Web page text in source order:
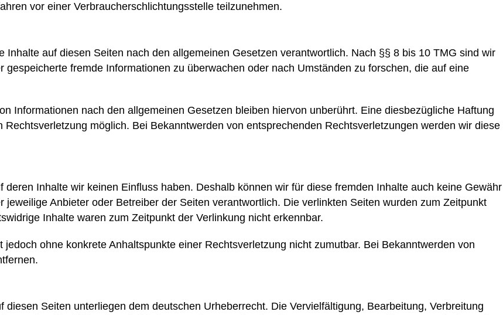
vor einer Verbraucherschlichtungsstelle teilzunehmen.
auf diesen Seiten nach den allgemeinen Gesetzen verantwortlich. Nach §§ 8 bis 10 TMG sind wir
fremde Informationen zu überwachen oder nach Umständen zu forschen, die auf eine
Informationen nach den allgemeinen Gesetzen bleiben hiervon unberührt. Eine diesbezügliche Haftung
möglich. Bei Bekanntwerden von entsprechenden Rechtsverletzungen werden wir diese
Inhalte wir keinen Einfluss haben. Deshalb können wir für diese fremden Inhalte auch keine Gewähr
Anbieter oder Betreiber der Seiten verantwortlich. Die verlinkten Seiten wurden zum Zeitpunkt
Inhalte waren zum Zeitpunkt der Verlinkung nicht erkennbar.
ohne konkrete Anhaltspunkte einer Rechtsverletzung nicht zumutbar. Bei Bekanntwerden von
Seiten unterliegen dem deutschen Urheberrecht. Die Vervielfältigung, Bearbeitung, Verbreitung